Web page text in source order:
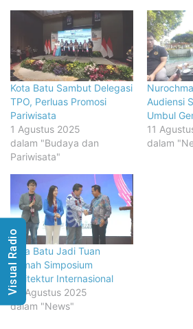
Kota Batu Sambut Delegasi
TPO, Perluas Promosi
Pariwisata
1 Agustus 2025
dalam "Budaya dan
Pariwisata"
Audiensi
Umbul
11
dalam
Kota Batu Jadi Tuan
Rumah Simposium
Arsitektur Internasional
28 Agustus 2025
dalam "News"
Visual Radio